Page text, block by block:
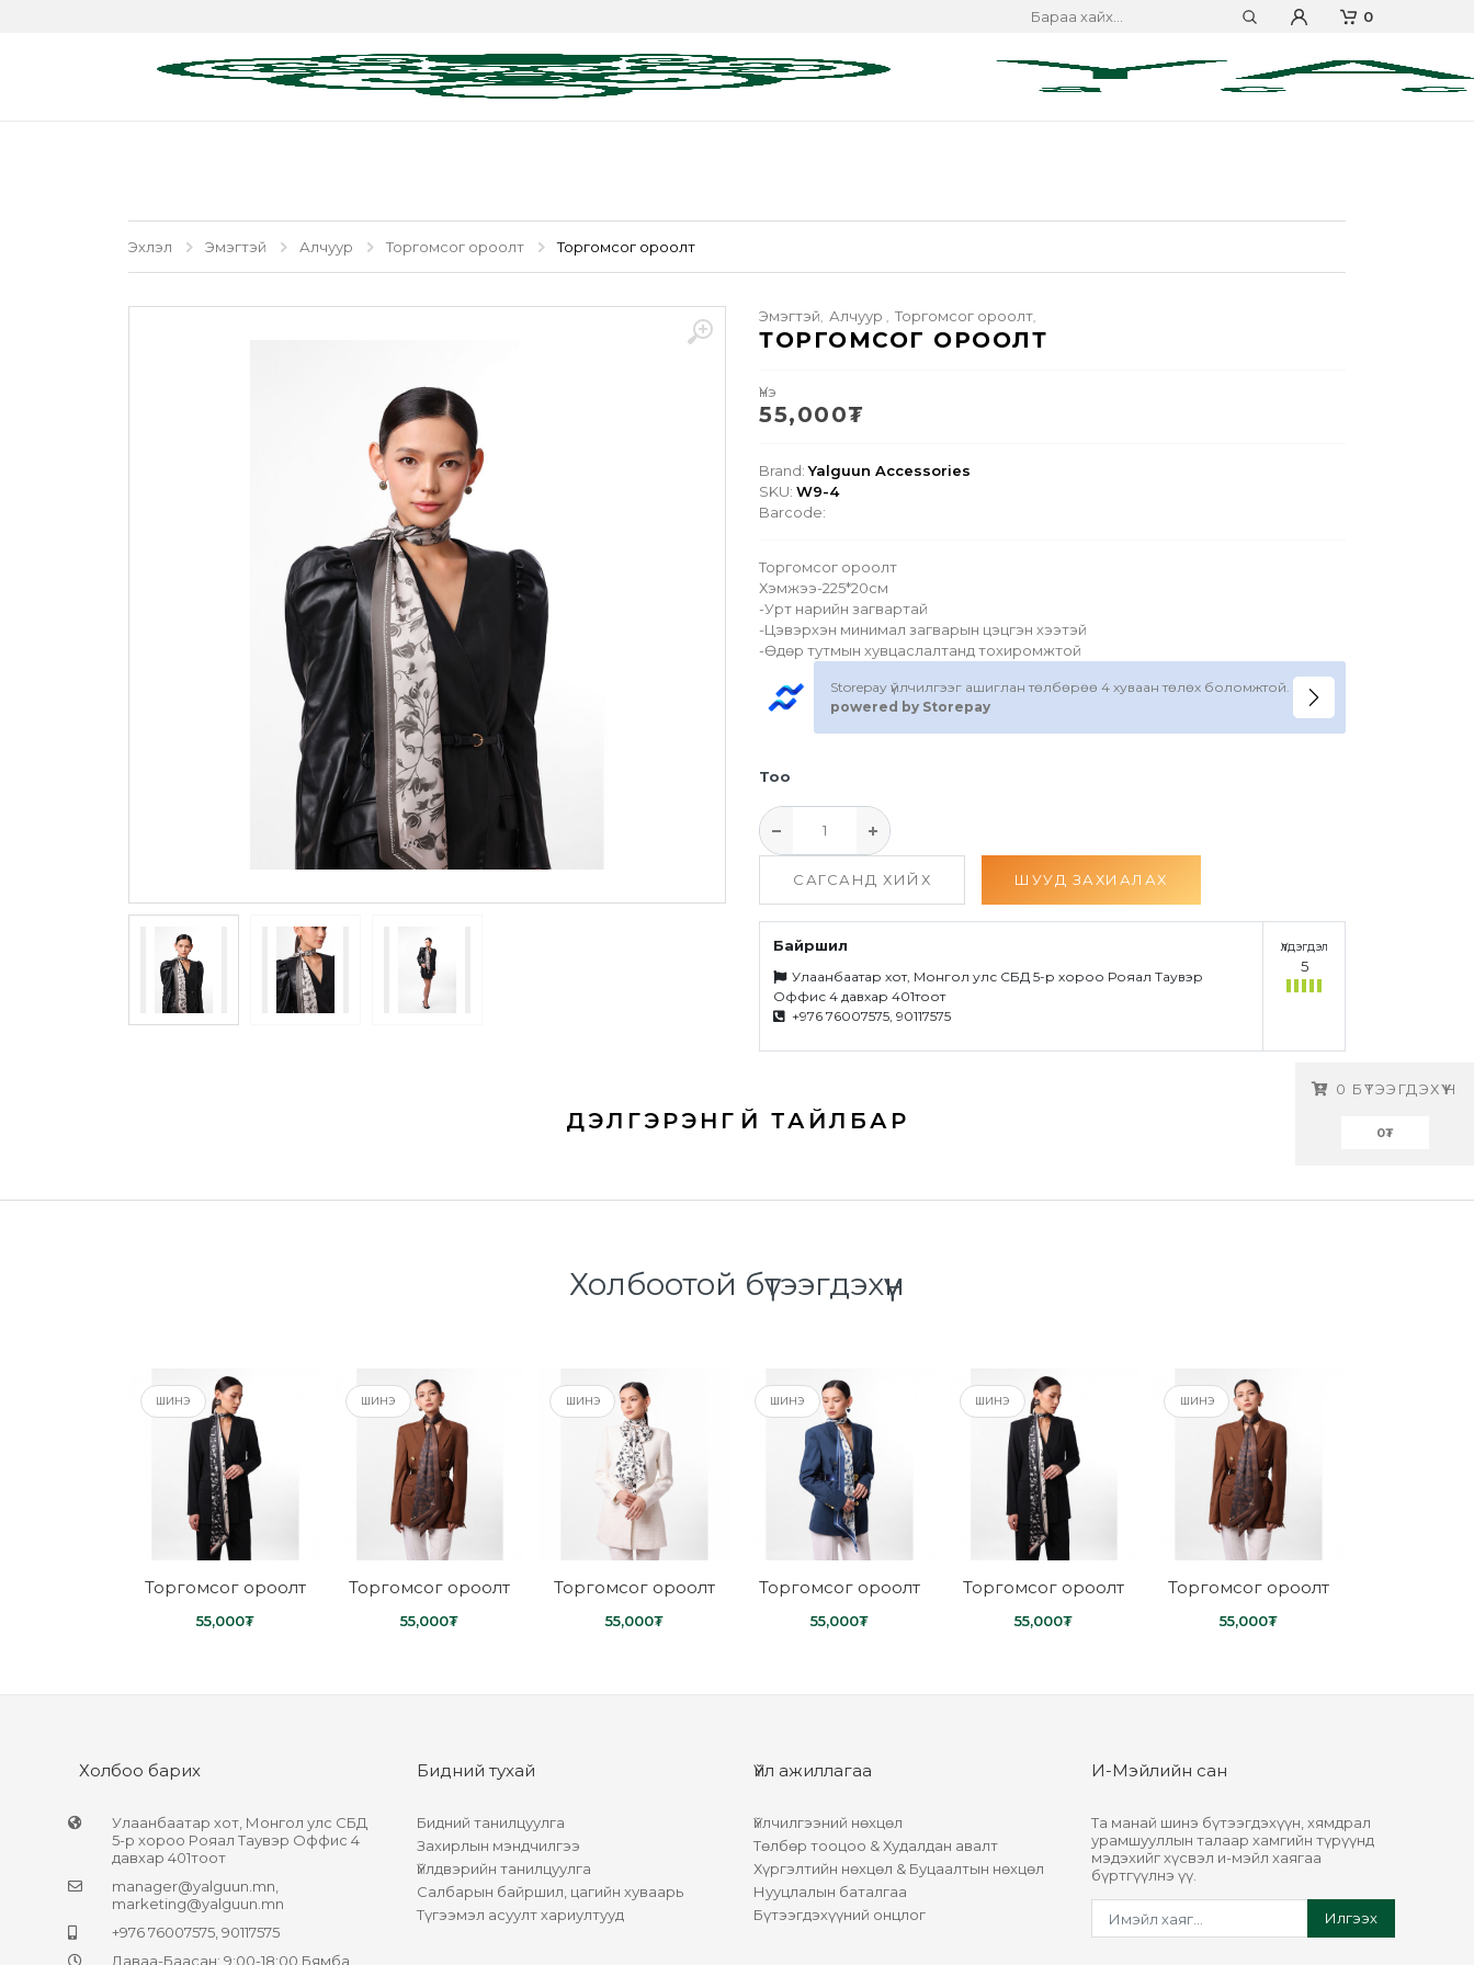
0
Эхлэл Эмэгтэй Алчуур Торгомсог ороолт Торгомсог ороолт
Эмэгтэй, Алчуур , Торгомсог ороолт,
ТОРГОМСОГ ОРООЛТ
Үнэ
55,000₮
Brand: Yalguun Accessories
SKU: W9-4
Barcode:
Торгомсог ороолт
Хэмжээ-225*20см
-Урт нарийн загвартай
-Цэвэрхэн минимал загварын цэцгэн хээтэй
-Өдөр тутмын хувцаслалтанд тохиромжтой
Storepay үйлчилгээг ашиглан төлбөрөө 4 хуваан төлөх боломжтой.
powered by Storepay
Тоо
САГСАНД ХИЙХ ШУУД ЗАХИАЛАХ
Байршил
Улаанбаатар хот, Монгол улс СБД 5-р хороо Рояал Таувэр
Оффис 4 давхар 401тоот
+976 76007575, 90117575
Үлдэгдэл
5
Холбоотой бүтээгдэхүүн
ШИНЭ
Торгомсог ороолт
55,000₮
ШИНЭ
Торгомсог ороолт
55,000₮
ШИНЭ
Торгомсог ороолт
55,000₮
ШИНЭ
Торгомсог ороолт
55,000₮
ШИНЭ
Торгомсог ороолт
55,000₮
ШИНЭ
Торгомсог ороолт
55,000₮
Холбоо барих
Улаанбаатар хот, Монгол улс СБД
5-р хороо Рояал Таувэр Оффис 4
давхар 401тоот
manager@yalguun.mn
marketing@yalguun.mn
+976 76007575, 90117575
Даваа-Баасан: 9:00-18:00 Бямба,
Бидний тухай
Бидний танилцуулга
Захирлын мэндчилгээ
Үйлдвэрийн танилцуулга
Салбарын байршил, цагийн хуваарь
Түгээмэл асуулт хариултууд
Үйл ажиллагаа
Үйлчилгээний нөхцөл
Төлбөр тооцоо & Худалдан авалт
Хүргэлтийн нөхцөл & Буцаалтын нөхцөл
Нууцлалын баталгаа
Бүтээгдэхүүний онцлог
И-Мэйлийн сан
Та манай шинэ бүтээгдэхүүн, хямдрал
урамшууллын талаар хамгийн түрүүнд
мэдэхийг хүсвэл и-мэйл хаягаа
бүртгүүлнэ үү.
Илгээх
0 БҮТЭЭГДЭХҮҮН
0₮